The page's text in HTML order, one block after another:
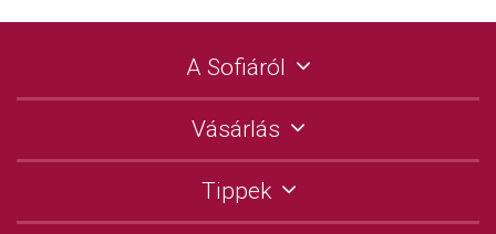
A Sofiáról
Vásárlás
Tippek